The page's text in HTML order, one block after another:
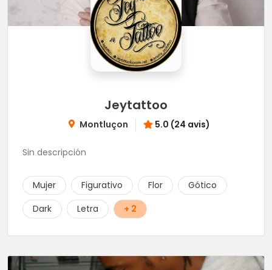
Jeytattoo
Montluçon 5.0 (24 avis)
Sin descripción
Mujer Figurativo Flor
Gótico
Dark
Letra + 2